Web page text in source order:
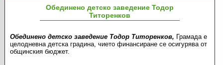
Обединено детско заведение Тодор
Титоренков
Обединено детско заведение Тодор Титоренков, Грамада е
целодневна детска градина, чието финансиране се осигурява от
общинския бюджет.